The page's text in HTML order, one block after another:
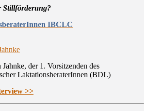
Stillförderung?
IBCLC
der 1. Vorsitzenden des
LaktationsberaterInnen (BDL)
>>